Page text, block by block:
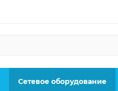
Сетевое оборудование